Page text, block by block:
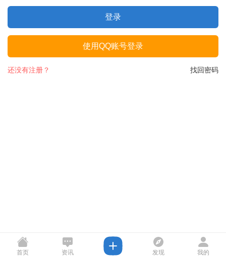
登录
使用QQ账号登录
找回密码
还没有注册？
首页 资讯 发现 我的